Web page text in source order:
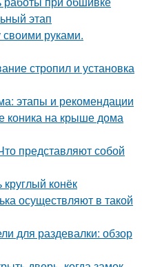
этап
своими руками.
стропил и установка
этапы и рекомендации
коника на крыше дома
представляют собой
конёк
осуществляют в такой
для раздевалки: обзор